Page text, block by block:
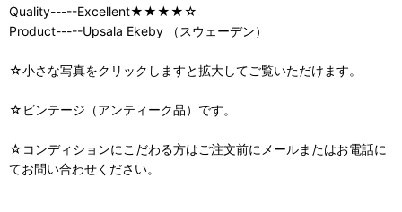
Quality-----Excellent★★★★☆
Product-----Upsala Ekeby （スウェーデン）
☆小さな写真をクリックしますと拡大してご覧いただけます。
☆ビンテージ（アンティーク品）です。
☆コンディションにこだわる方はご注文前にメールまたはお電話に
てお問い合わせください。